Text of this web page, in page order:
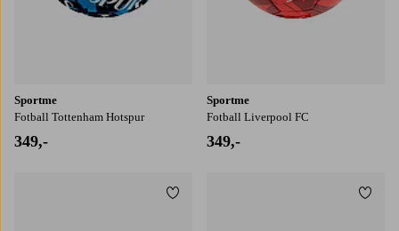
Sportme
Fotball Tottenham Hotspur
349,-
Sportme
Fotball Liverpool FC
349,-
Legg til favoritter